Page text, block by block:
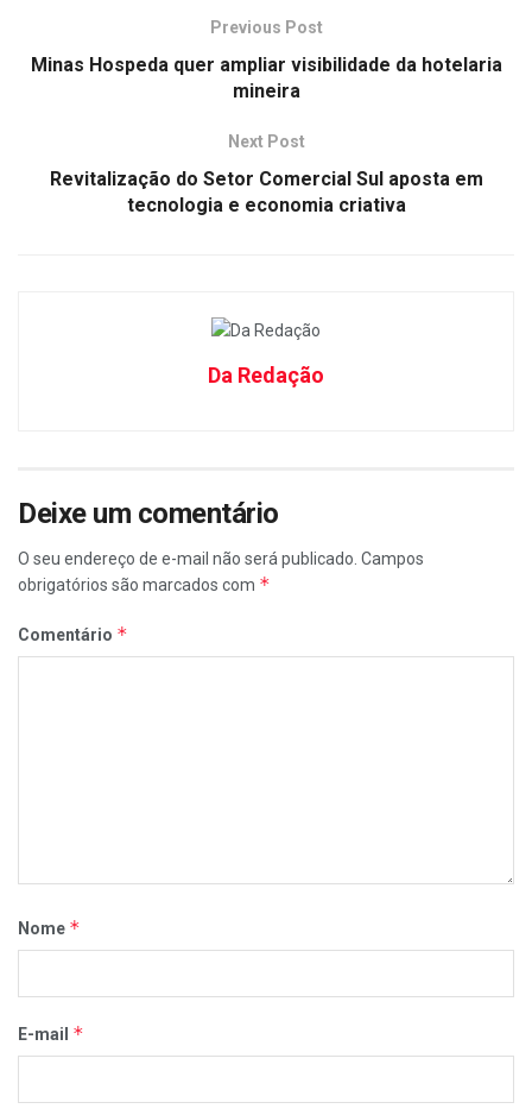
Previous Post
Minas Hospeda quer ampliar visibilidade da hotelaria
mineira
Next Post
Revitalização do Setor Comercial Sul aposta em
tecnologia e economia criativa
Da Redação
Deixe um comentário
O seu endereço de e-mail não será publicado. Campos
obrigatórios são marcados com *
Comentário *
Nome *
E-mail *